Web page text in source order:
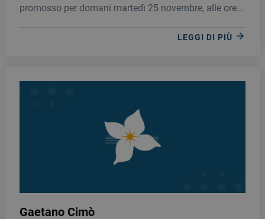
promosso per domani martedì 25 novembre, alle ore
LEGGI DI PIÙ
Gaetano Cimò